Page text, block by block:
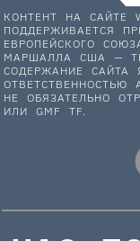
КОНТЕНТ НА САЙТЕ
ПОДДЕРЖИВАЕТСЯ
ЕВРОПЕЙСКОГО
МАРШАЛЛА США —
СОДЕРЖАНИЕ САЙТА
ОТВЕТСТВЕННОСТЬЮ
НЕ ОБЯЗАТЕЛЬНО
ИЛИ GMF TF.